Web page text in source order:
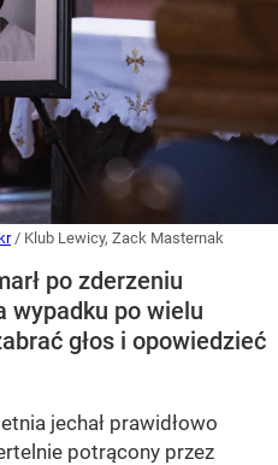
/ Klub Lewicy, Zack Masternak
po zderzeniu
wypadku po wielu
głos i opowiedzieć
jechał prawidłowo
potrącony przez